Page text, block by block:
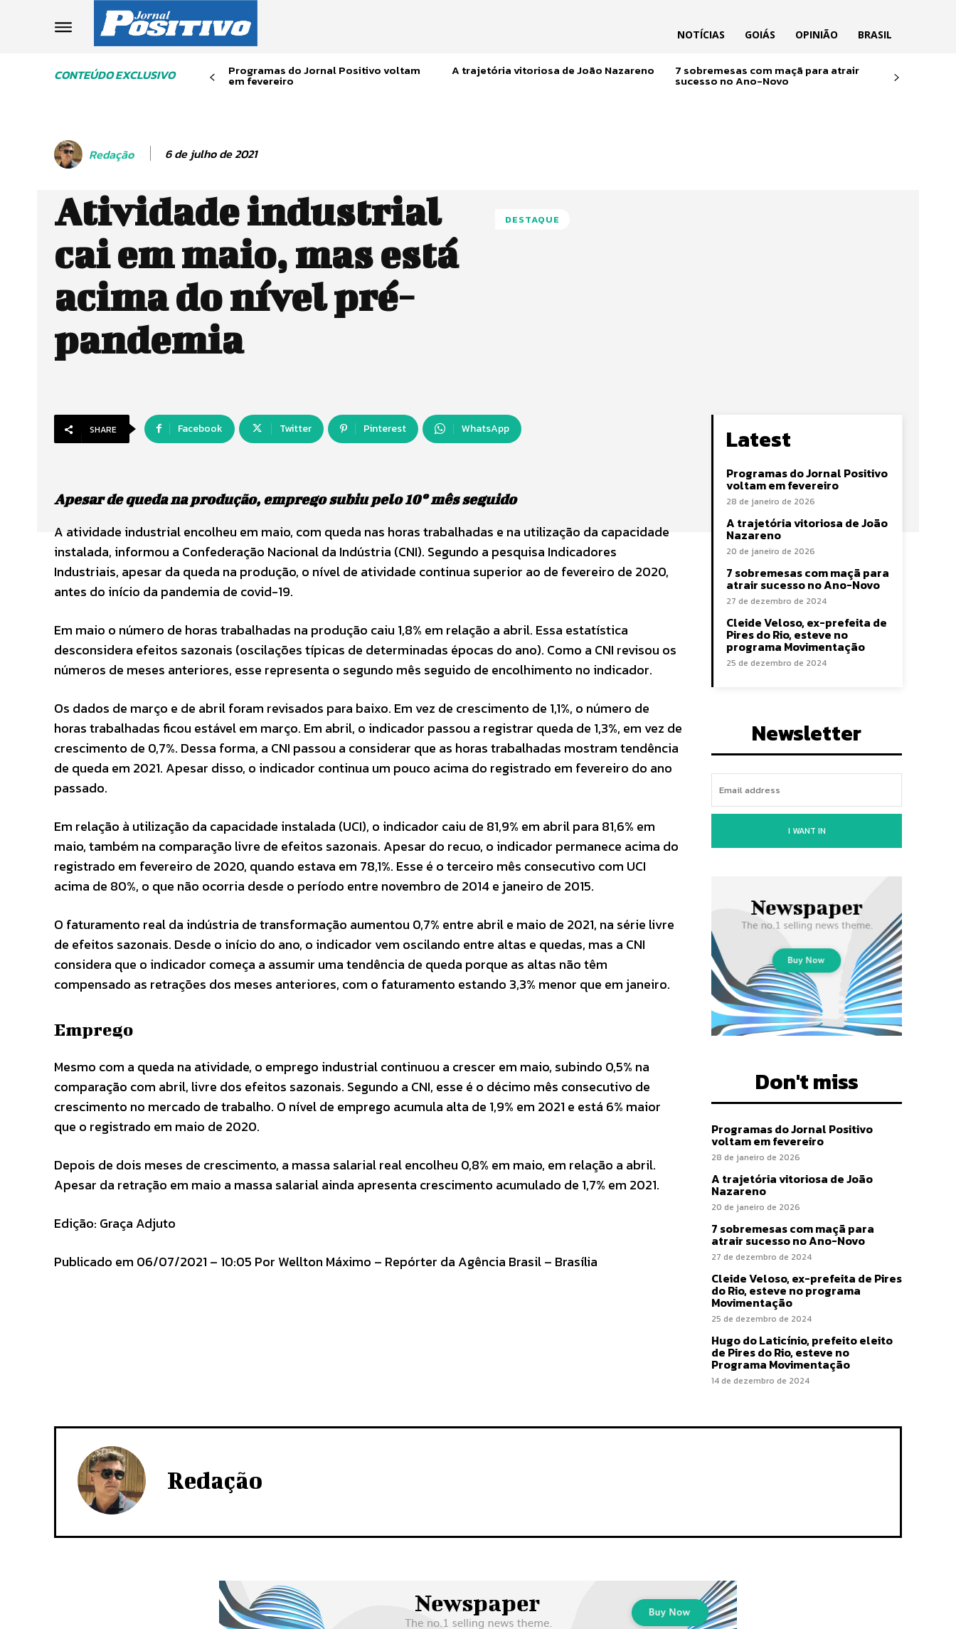
NOTÍCIAS GOIÁS OPINIÃO BRASIL
CONTEÚDO EXCLUSIVO Programas do Jornal Positivo voltam
em fevereiro
A trajetória vitoriosa de João Nazareno 7 sobremesas com maçã para atrair
sucesso no Ano-Novo
Redação 6 de julho de 2021
Atividade industrial
cai em maio, mas está
acima do nível pré-
pandemia
DESTAQUE
SHARE Facebook Twitter Pinterest WhatsApp
Apesar de queda na produção, emprego subiu pelo 10º mês seguido
A atividade industrial encolheu em maio, com queda nas horas trabalhadas e na utilização da capacidade
instalada, informou a Confederação Nacional da Indústria (CNI). Segundo a pesquisa Indicadores
Industriais, apesar da queda na produção, o nível de atividade continua superior ao de fevereiro de 2020,
antes do início da pandemia de covid-19.
Em maio o número de horas trabalhadas na produção caiu 1,8% em relação a abril. Essa estatística
desconsidera efeitos sazonais (oscilações típicas de determinadas épocas do ano). Como a CNI revisou os
números de meses anteriores, esse representa o segundo mês seguido de encolhimento no indicador.
Os dados de março e de abril foram revisados para baixo. Em vez de crescimento de 1,1%, o número de
horas trabalhadas ficou estável em março. Em abril, o indicador passou a registrar queda de 1,3%, em vez de
crescimento de 0,7%. Dessa forma, a CNI passou a considerar que as horas trabalhadas mostram tendência
de queda em 2021. Apesar disso, o indicador continua um pouco acima do registrado em fevereiro do ano
passado.
Em relação à utilização da capacidade instalada (UCI), o indicador caiu de 81,9% em abril para 81,6% em
maio, também na comparação livre de efeitos sazonais. Apesar do recuo, o indicador permanece acima do
registrado em fevereiro de 2020, quando estava em 78,1%. Esse é o terceiro mês consecutivo com UCI
acima de 80%, o que não ocorria desde o período entre novembro de 2014 e janeiro de 2015.
O faturamento real da indústria de transformação aumentou 0,7% entre abril e maio de 2021, na série livre
de efeitos sazonais. Desde o início do ano, o indicador vem oscilando entre altas e quedas, mas a CNI
considera que o indicador começa a assumir uma tendência de queda porque as altas não têm
compensado as retrações dos meses anteriores, com o faturamento estando 3,3% menor que em janeiro.
Emprego
Mesmo com a queda na atividade, o emprego industrial continuou a crescer em maio, subindo 0,5% na
comparação com abril, livre dos efeitos sazonais. Segundo a CNI, esse é o décimo mês consecutivo de
crescimento no mercado de trabalho. O nível de emprego acumula alta de 1,9% em 2021 e está 6% maior
que o registrado em maio de 2020.
Depois de dois meses de crescimento, a massa salarial real encolheu 0,8% em maio, em relação a abril.
Apesar da retração em maio a massa salarial ainda apresenta crescimento acumulado de 1,7% em 2021.
Edição: Graça Adjuto
Publicado em 06/07/2021 – 10:05 Por Wellton Máximo – Repórter da Agência Brasil – Brasília
Latest
Programas do Jornal Positivo
voltam em fevereiro
28 de janeiro de 2026
A trajetória vitoriosa de João
Nazareno
20 de janeiro de 2026
7 sobremesas com maçã para
atrair sucesso no Ano-Novo
27 de dezembro de 2024
Cleide Veloso, ex-prefeita de
Pires do Rio, esteve no
programa Movimentação
25 de dezembro de 2024
Newsletter
I WANT IN
Don't miss
Programas do Jornal Positivo
voltam em fevereiro
28 de janeiro de 2026
A trajetória vitoriosa de João
Nazareno
20 de janeiro de 2026
7 sobremesas com maçã para
atrair sucesso no Ano-Novo
27 de dezembro de 2024
Cleide Veloso, ex-prefeita de Pires
do Rio, esteve no programa
Movimentação
25 de dezembro de 2024
Hugo do Laticínio, prefeito eleito
de Pires do Rio, esteve no
Programa Movimentação
14 de dezembro de 2024
Redação